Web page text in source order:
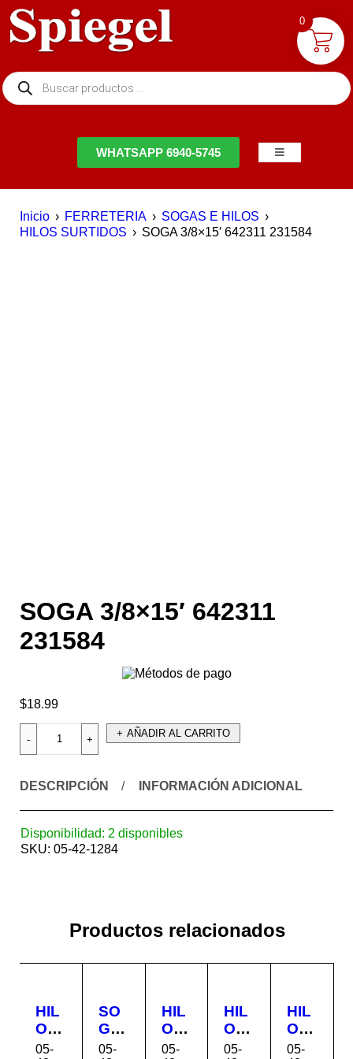
WHATSAPP 6940-5745
Inicio › FERRETERIA › SOGAS E HILOS ›
HILOS SURTIDOS › SOGA 3/8×15′ 642311 231584
SOGA 3/8×15′ 642311
231584
$18.99
AÑADIR AL CARRITO
DESCRIPCIÓN INFORMACIÓN ADICIONAL
Disponibilidad: 2 disponibles
SKU: 05-42-1284
Productos relacionados
HIL
O
CO
05-
SO
GA
7/32
05-
HIL
O
CO
05-
HIL
O
CO
05-
HIL
O
CO
05-
0